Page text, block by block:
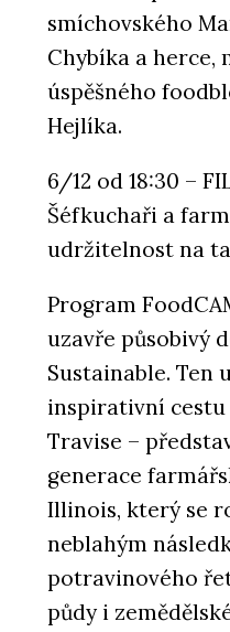
smíchovského
Chybíka a herce,
úspěšného
Hejlíka.
6/12 od 18:30 –
Šéfkuchaři a
udržitelnost na
Program
uzavře působivý
Sustainable. Ten
inspirativní
Travise –
generace
Illinois, který se
neblahým
potravinového
půdy i